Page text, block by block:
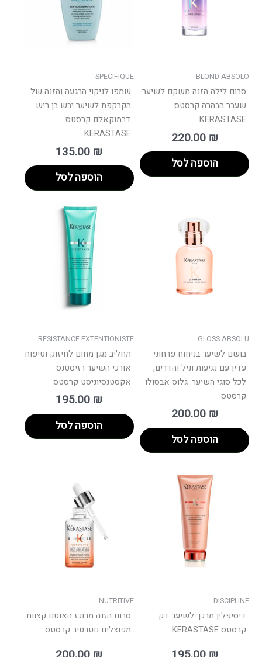
BLOND ABSOLO
סרום לילה הזנה משקם לשיער
שעבר הבהרה קרסטס
KERASTASE
220.00 ₪
הוספה לסל
SPECIFIQUE
שמפו לניקוי הרגעה והזנה של
הקרקפת לשיער יבש בן ריש
דרמוקאלם קרסטס
KERASTASE
135.00 ₪
הוספה לסל
GLOSS ABSOLU
בושם לשיער בניחוח פרחוני
עדין עם נגיעות וניל והדרים,
לכל סוגי השיער. גלוס אבסולו
קרסטס
200.00 ₪
הוספה לסל
RESISTANCE EXTENTIONISTE
תחליב מגן מחום לחיזוק וטיפוח
אורכי השיער רזיסטנס
אקסטנסיוניסט קרסטס
195.00 ₪
הוספה לסל
DISCIPLINE
דיסיפלין מרכך לשיער דק
קרסטס KERASTASE
NUTRITIVE
סרום הזנה מרוכז האוטם קצוות
מפוצלים נוטרטיב קרסטס